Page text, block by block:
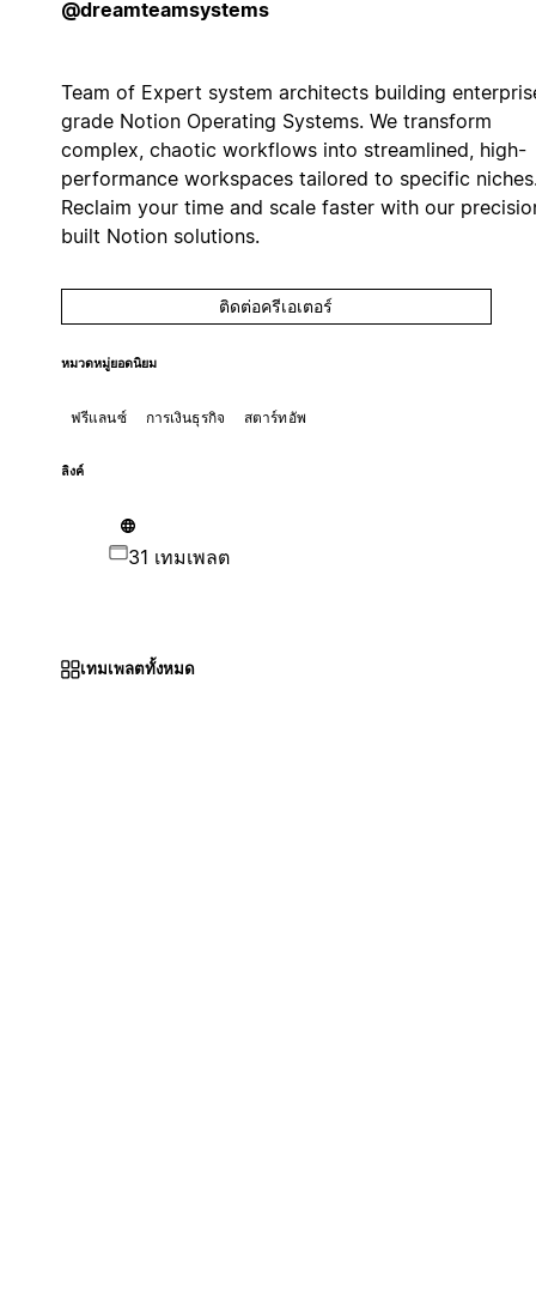
@dreamteamsystems
Team of Expert system architects building
grade Notion Operating Systems. We transform
complex, chaotic workflows into streamlined, high-
performance workspaces tailored to specific
Reclaim your time and scale faster with our
built Notion solutions.
ติดต่อครีเอเตอร์
หมวดหมู่ยอดนิยม
ฟรีแลนซ์ การเงินธุรกิจ สตาร์ทอัพ
ลิงค์
31 เทมเพลต
เทมเพลตทั้งหมด